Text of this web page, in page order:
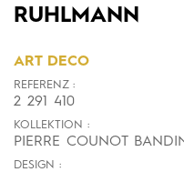
RUHLMANN
ART DECO
REFERENZ :
2 291 410
KOLLEKTION :
PIERRE COUNOT
DESIGN :